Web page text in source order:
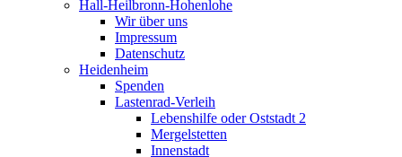
Hall-Heilbronn-Hohenlohe
Wir über uns
Impressum
Datenschutz
Heidenheim
Spenden
Lastenrad-Verleih
Lebenshilfe oder Oststadt 2
Mergelstetten
Innenstadt